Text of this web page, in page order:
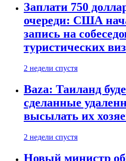
Заплати 750
очереди: США
запись на
туристических виз
2 недели спустя
Baza: Таиланд
сделанные
высылать их
2 недели спустя
Новый министр